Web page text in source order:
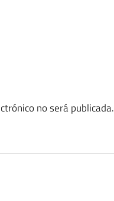
no será publicada.